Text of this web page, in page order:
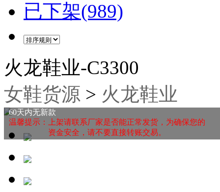
已下架(989)
火龙鞋业-C3300
女鞋货源 > 火龙鞋业
60天内无新款
温馨提示：上架请联系厂家是否能正常发货，为确保您的
资金安全，请不要直接转账交易。